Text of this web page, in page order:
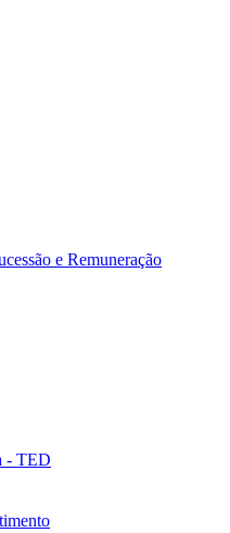
e Remuneração
- TED